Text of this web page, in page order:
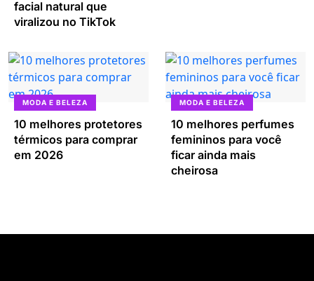
facial natural que
viralizou no TikTok
MODA E BELEZA
10 melhores protetores
térmicos para comprar
em 2026
MODA E BELEZA
10 melhores perfumes
femininos para você
ficar ainda mais
cheirosa